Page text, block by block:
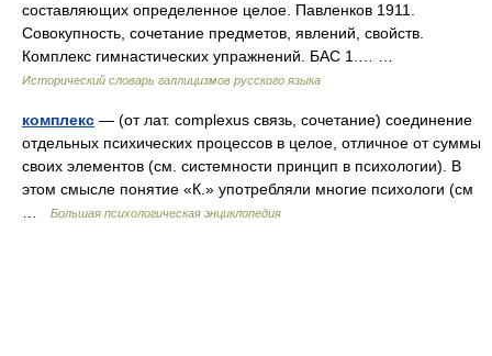
составляющих определенное целое. Павленков 1911.
Совокупность, сочетание предметов, явлений, свойств.
Комплекс гимнастических упражнений. БАС 1.… …
Исторический словарь галлицизмов русского языка
комплекс — (от лат. complexus связь, сочетание) соединение
отдельных психических процессов в целое, отличное от суммы
своих элементов (см. системности принцип в психологии). В
этом смысле понятие «К.» употребляли многие психологи (см
Большая психологическая энциклопедия